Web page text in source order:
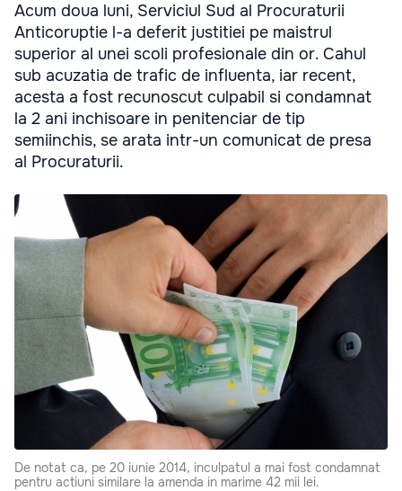
Acum doua luni, Serviciul Sud al Procuraturii
Anticoruptie l-a deferit justitiei pe maistrul
superior al unei scoli profesionale din or. Cahul
sub acuzatia de trafic de influenta, iar recent,
acesta a fost recunoscut culpabil si condamnat
la 2 ani inchisoare in penitenciar de tip
semiinchis, se arata intr-un comunicat de presa
al Procuraturii.
De notat ca, pe 20 iunie 2014, inculpatul a mai fost condamnat
pentru actiuni similare la amenda in marime 42 mii lei.